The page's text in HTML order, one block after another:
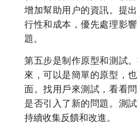
增加幫助用户的資訊。提
行性和成本，優先處理影
題。
第五步是制作原型和測試
來，可以是簡單的原型，
面。找用戶來測試，看看
是否引入了新的問題。測
持續收集反饋和改進。